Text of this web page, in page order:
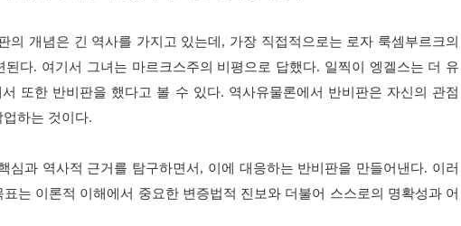
의 개념은 긴 역사를 가지고 있는데 , 가장 직접적으로는 로자 룩셈부르크의
된다. 여기서 그녀는 마르크스주의 비평으로 답했다. 일찍이 엥겔스는 더 유
서 또한 반비판을 했다고 볼 수 있다. 역사유물론에서 반비판은 자신의 관점
하는 것이다.
심과 역사적 근거를 탐구하면서 , 이에 대응하는 반비판을 만들어낸다. 이러
는 이론적 이해에서 중요한 변증법적 진보와 더불어 스스로의 명확성과 어